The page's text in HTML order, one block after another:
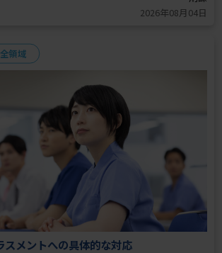
2026年08月04日
スメントへの具体的な対応
全領域